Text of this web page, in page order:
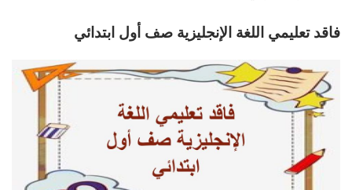
فاقد تعليمي اللغة الإنجليزية صف أول ابتدائي